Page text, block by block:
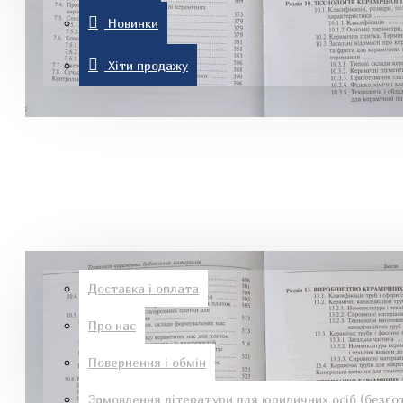
Комп'ютерна література
Езотеричні книги
Новинки
Хіти продажу
Знижки
Інформація
Доставка і оплата
Про нас
Повернення і обмін
Замовлення літератури для юридичних осіб